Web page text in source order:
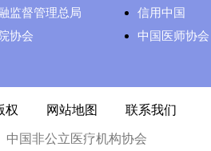
监督管理总局
信用中国
协会
中国医师协会
权 网站地图 联系我们
中国非公立医疗机构协会